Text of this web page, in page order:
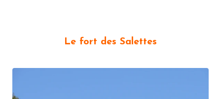
Le fort des Salettes